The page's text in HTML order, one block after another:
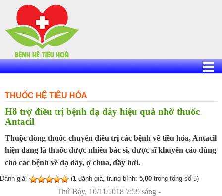
content
THUỐC HỆ TIÊU HÓA
Hỗ trợ điều trị bệnh dạ dày hiệu quả nhờ thuốc
Antacil
Thuộc dòng thuốc chuyên điều trị các bệnh về tiêu hóa, Antacil
hiện đang là thuốc được nhiều bác sĩ, dược sĩ khuyến cáo dùng
cho các bệnh về dạ dày, ợ chua, đầy hơi.
Đánh giá: (1 đánh giá, trung bình: 5,00 trong tổng số 5)
Thứ Bảy, 10/11/2018 7:59 sáng -